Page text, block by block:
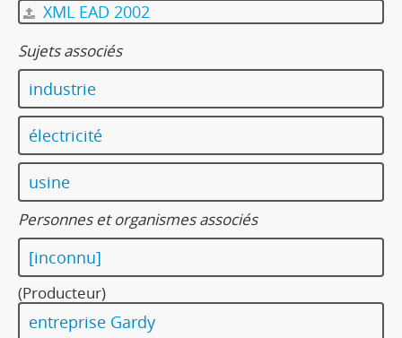
XML EAD 2002
Sujets associés
industrie
électricité
usine
Personnes et organismes associés
[inconnu]
(Producteur)
entreprise Gardy